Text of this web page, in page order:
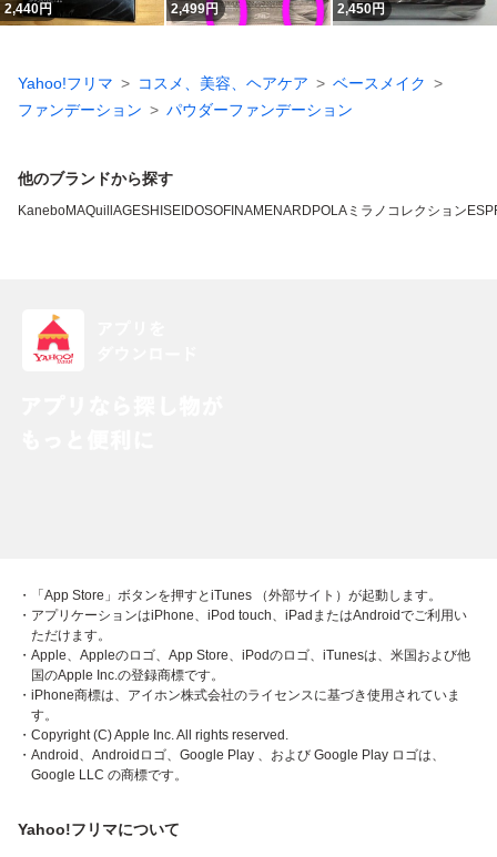
2,440円 2,499円 2,450円
Yahoo!フリマ コスメ、美容、ヘアケア
ベースメイク
ファンデーション
パウダーファンデーション
他のブランドから探す
KaneboMAQuillAGESHISEIDOSOFINAMENARD POLA ミラノコレクション
・「App Store」ボタンを押すとiTunes （外部サイト）が起動します。
・アプリケーションはiPhone、iPod touch、iPadまたはAndroidでご利用い
ただけます。
・Apple、Appleのロゴ、App Store、iPodのロゴ、iTunesは、米国および他
国のApple Inc.の登録商標です。
・iPhone商標は、アイホン株式会社のライセンスに基づき使用されていま
す。
・Copyright (C) Apple Inc. All rights reserved.
・Android、Androidロゴ、Google Play 、および Google Play ロゴは、
Google LLC の商標です。
Yahoo!フリマについて